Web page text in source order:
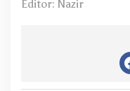
Editor: Nazir